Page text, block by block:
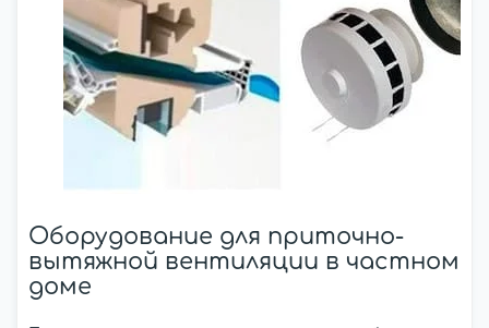
Оборудование для приточно-
вытяжной вентиляции в частном
доме